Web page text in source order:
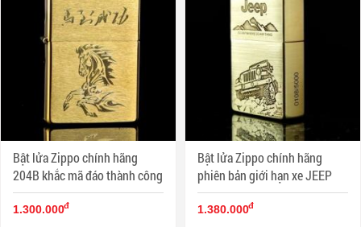
Bật lửa Zippo chính hãng
204B khắc mã đáo thành công
1.300.000đ
Bật lửa Zippo chính hãng
phiên bản giới hạn xe JEEP
1.380.000đ